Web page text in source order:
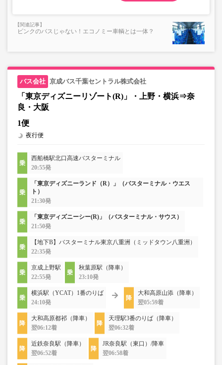
ピンクのバスじゃない！エコノミー車輌とは一体？
京成バス千葉セントラル株式会社
「東京ディズニーリゾート(R)」・上野・横浜⇒奈
良・大阪
1便
夜行便
西船橋駅北口高速バスターミナル
20:55発
「東京ディズニーランド（R）」（バスターミナル・ウエス
ト）
21:30発
「東京ディズニーシー(R)」（バスターミナル・サウス）
21:50発
【地下B】バスターミナル東京八重洲（ミッドタウン八重洲）
22:35発
京成上野駅
22:55発
秋葉原駅（降車）
23:10発
横浜駅（YCAT）1番のりば
24:10発
大和高原山添（降車）
翌05:59着
大和高原都祁（降車）
翌06:12着
天理駅3番のりば（降車）
翌06:32着
近鉄奈良駅（降車）
翌06:52着
JR奈良駅（東口）/降車
翌06:58着